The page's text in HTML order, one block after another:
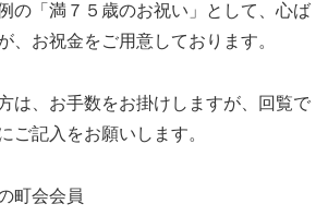
の「満７５歳のお祝い」として、心ば
、お祝金をご用意しております。
は、お手数をお掛けしますが、回覧で
ご記入をお願いします。
町会会員